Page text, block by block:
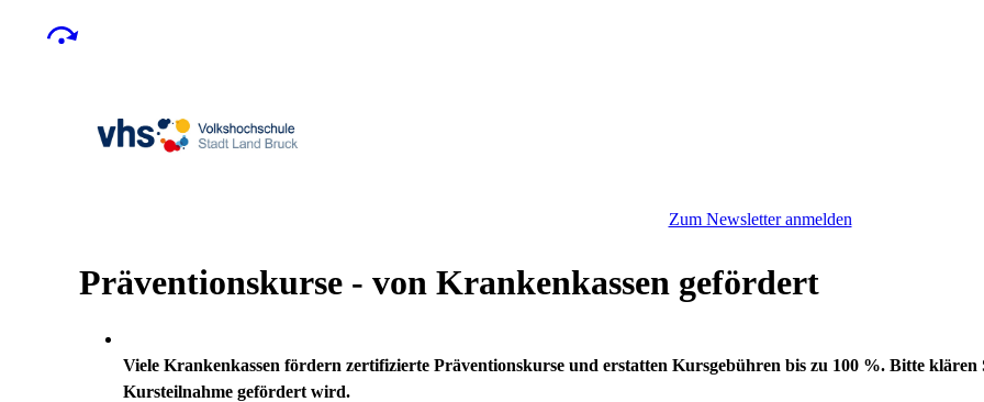
Zum Newsletter anmelden
Präventionskurse - von Krankenkassen gefördert
Viele Krankenkassen fördern zertifizierte Präventionskurse und erstatten Kursgebühren bis zu 100 %. Bitte
Kursteilnahme gefördert wird.